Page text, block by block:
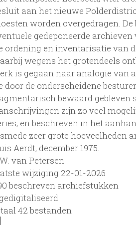
aan het nieuwe
worden overgedragen.
gedeponeerde
ordening en inventarisatie van
wegens het grotendeels
is gegaan naar analogie van
door de onderscheidene
bewaard gebleven
zijn zo veel
en beschreven in het
zeer grote hoeveelheden
Aerdt, december 1975.
van Petersen.
wijziging 22-01-2026
beschreven archiefstukken
42 bestanden